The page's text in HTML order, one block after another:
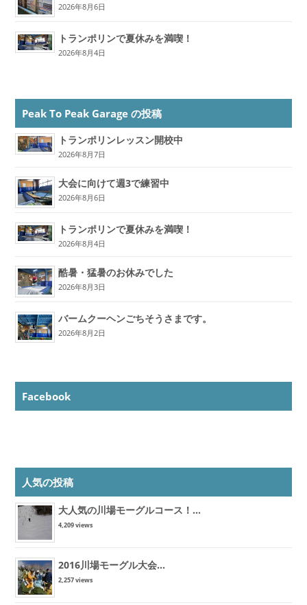
2026年8月6日
トランポリンで夏休みを満喫！
2026年8月4日
Peak To Peak Garage の投稿
トランポリンレッスン開校中
2026年8月7日
大会に向けて週3で練習中
2026年8月6日
トランポリンで夏休みを満喫！
2026年8月4日
酷暑・猛暑のお休みでした
2026年8月3日
バームクーヘンごちそうさまです。
2026年8月2日
Facebook
人気の投稿
大人気の川場モーグルコース！...
4,209 views
2016川場モーグル大会...
2,257 views